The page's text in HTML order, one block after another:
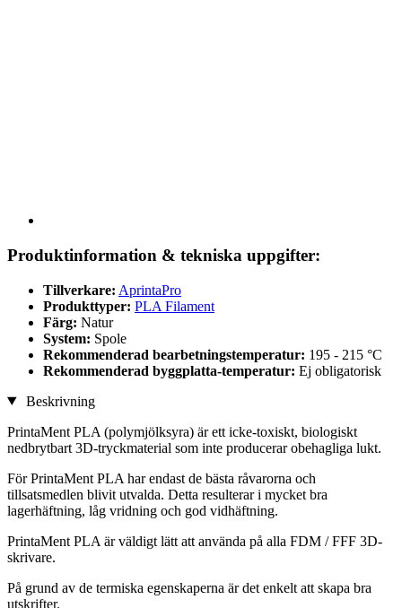
Produktinformation & tekniska uppgifter:
Tillverkare: AprintaPro
Produkttyper: PLA Filament
Färg: Natur
System: Spole
Rekommenderad bearbetningstemperatur: 195 - 215 °C
Rekommenderad byggplatta-temperatur: Ej obligatorisk
Beskrivning
PrintaMent PLA (polymjölksyra) är ett icke-toxiskt, biologiskt
nedbrytbart 3D-tryckmaterial som inte producerar obehagliga lukt.
För PrintaMent PLA har endast de bästa råvarorna och
tillsatsmedlen blivit utvalda. Detta resulterar i mycket bra
lagerhäftning, låg vridning och god vidhäftning.
PrintaMent PLA är väldigt lätt att använda på alla FDM / FFF 3D-
skrivare.
På grund av de termiska egenskaperna är det enkelt att skapa bra
utskrifter.